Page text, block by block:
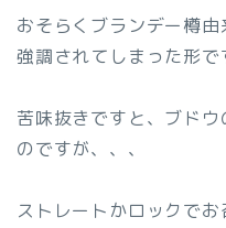
おそらくブランデー樽
強調されてしまった形で
苦味抜きですと、ブド
のですが、、、
ストレートかロックで